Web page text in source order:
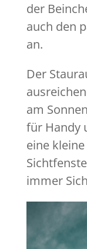
der
auch den
an.
Der
am
für Handy
eine
immer